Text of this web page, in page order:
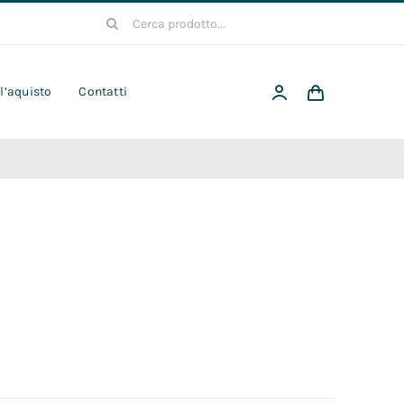
Cerca
Contatti